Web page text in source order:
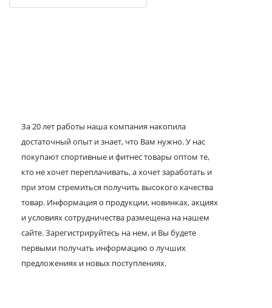
За 20 лет работы наша компания накопила
достаточный опыт и знает, что Вам нужно. У нас
покупают спортивные и фитнес товары оптом те,
кто не хочет переплачивать, а хочет заработать и
при этом стремиться получить высокого качества
товар. Информация о продукции, новинках, акциях
и условиях сотрудничества размещена на нашем
сайте. Зарегистрируйтесь на нем, и Вы будете
первыми получать информацию о лучших
предложениях и новых поступлениях.